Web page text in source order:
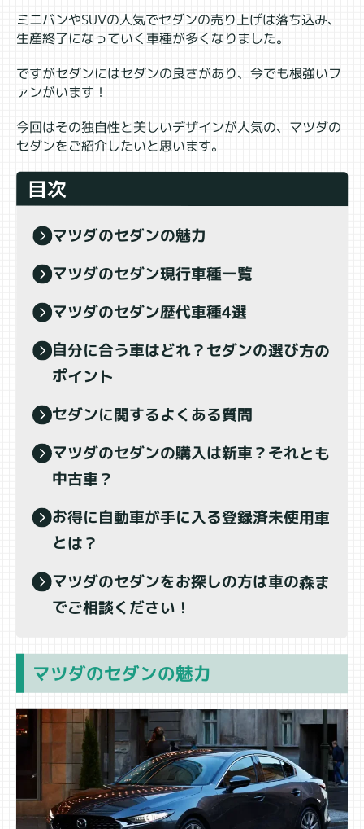
ミニバンやSUVの人気でセダンの売り上げは落ち込み、
生産終了になっていく車種が多くなりました。
ですがセダンにはセダンの良さがあり、今でも根強いフ
ァンがいます！
今回はその独自性と美しいデザインが人気の、マツダの
セダンをご紹介したいと思います。
目次
マツダのセダンの魅力
マツダのセダン現行車種一覧
マツダのセダン歴代車種4選
自分に合う車はどれ？セダンの選び方の
ポイント
セダンに関するよくある質問
マツダのセダンの購入は新車？それとも
中古車？
お得に自動車が手に入る登録済未使用車
とは？
マツダのセダンをお探しの方は車の森ま
でご相談ください！
マツダのセダンの魅力